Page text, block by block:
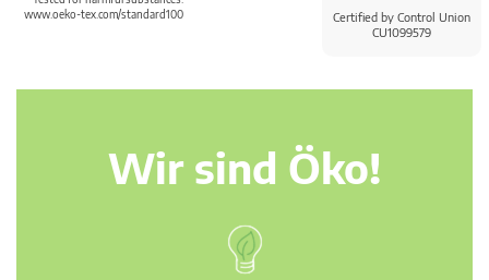
Certified by Control Union
CU1099579
www.oeko-tex.com/standard100
Wir sind Öko!